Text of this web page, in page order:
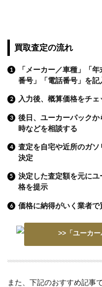
買取査定の流れ
「メーカー／車種」「
番号」「電話番号」を記
入力後、概算価格をチェ
後日、ユーカーパック
時などを相談する
査定を自宅や近所のガ
決定
決定した査定額を元に
格を提示
価格に納得がいく業者で
>>「ユーカ
また、下記のおすすめ記事